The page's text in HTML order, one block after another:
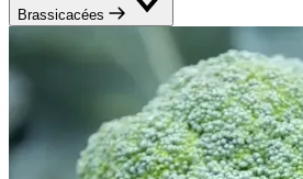
Brassicacées